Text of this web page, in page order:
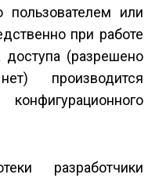
или
при работе
доступа (разрешено
производится
разработчики